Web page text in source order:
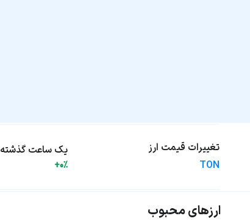
تغییرات قیمت ارز
TON
یک ساعت گذشته
+0%
ارزهای محبوب